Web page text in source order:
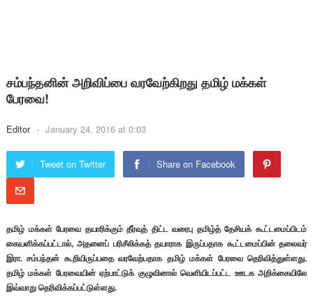
சம்பந்தனின் அறிவிப்பை வரவேற்கிறது தமிழ் மக்கள்
பேரவை!
Editor - January 24, 2016 at 0:03
Tweet on Twitter Share on Facebook
தமிழ் மக்கள் பேரவை தயாரிக்கும் தீர்வுத் திட்ட வரைபு தமிழ்த் தேசியக் கூட்டமைப்பிடம்
கையளிக்கப்பட்டால், அதனைப் பரிசீலிக்கத் தயாராக இருப்பதாக கூட்டமைப்பின் தலைவர்
இரா. சம்பந்தன் கூறியிருப்பதை வரவேற்பதாக தமிழ் மக்கள் பேரவை தெரிவித்துள்ளது.
தமிழ் மக்கள் பேரவையின் ஏற்பாட்டுக் குழுவினால் வெளியிடப்பட்ட ஊடக அறிக்கையிலே
இவ்வாறு தெரிவிக்கப்பட்டுள்ளது.